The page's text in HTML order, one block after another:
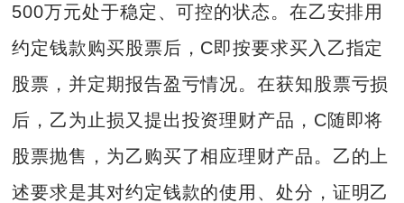
500万元处于稳定、可控的状态。在乙安排用
约定钱款购买股票后，C即按要求买入乙指定
股票，并定期报告盈亏情况。在获知股票亏损
后，乙为止损又提出投资理财产品，C随即将
股票抛售，为乙购买了相应理财产品。乙的上
述要求是其对约定钱款的使用、处分，证明乙